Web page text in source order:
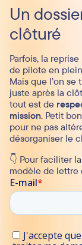
Un
clôturé
Parfois, la
de pilote en
Mais que l’on
juste après la
tout est de
mission. Petit
pour ne pas
désorganiser le
👇 Pour faciliter
modèle de lettre